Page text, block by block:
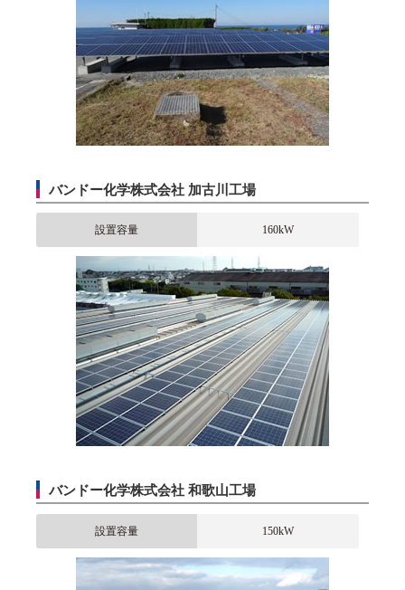
バンドー化学株式会社 加古川工場
設置容量 160kW
バンドー化学株式会社 和歌山工場
設置容量 150kW